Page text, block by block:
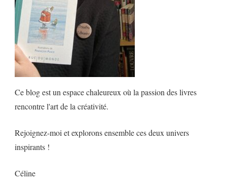
Ce blog est un espace chaleureux où la passion des livres
rencontre l'art de la créativité.
Rejoignez-moi et explorons ensemble ces deux univers
inspirants !
Céline